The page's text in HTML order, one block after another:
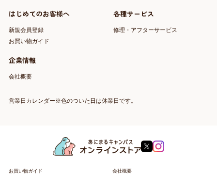
はじめてのお客様へ
新規会員登録
お買い物ガイド
各種サービス
修理・アフターサービス
企業情報
会社概要
営業日カレンダー※色のついた日は休業日です。
お買い物ガイド 会社概要